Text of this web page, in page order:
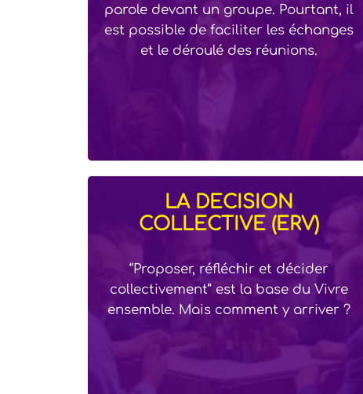
parole devant un groupe. Pourtant, il
est possible de faciliter les échanges
et le déroulé des réunions.
LA DÉCISION
COLLECTIVE (ERV)
“Proposer, réfléchir et décider
collectivement” est la base du Vivre
ensemble. Mais comment y arriver ?